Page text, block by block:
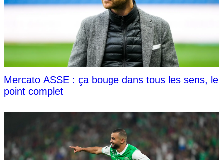
Mercato ASSE : ça bouge dans tous les sens, le
point complet